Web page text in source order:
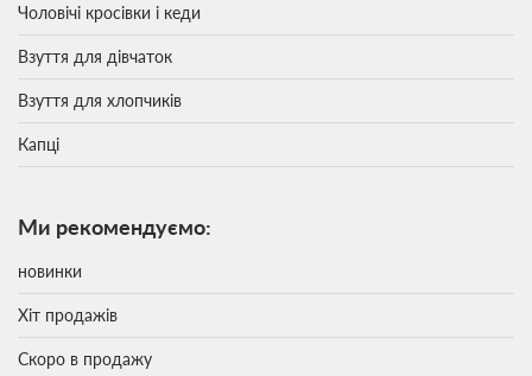
Чоловічі кросівки і кеди
Взуття для дівчаток
Взуття для хлопчиків
Капці
Ми рекомендуємо:
новинки
Хіт продажів
Скоро в продажу